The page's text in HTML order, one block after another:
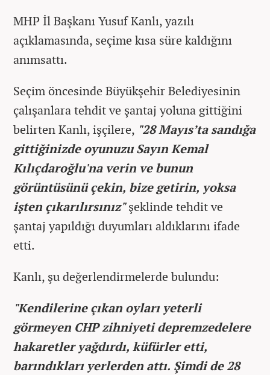
MHP İl Başkanı Yusuf Kanlı, yazılı
açıklamasında, seçime kısa süre kaldığını
anımsattı.
Seçim öncesinde Büyükşehir Belediyesinin
çalışanlara tehdit ve şantaj yoluna gittiğini
belirten Kanlı, işçilere, "28 Mayıs’ta sandığa
gittiğinizde oyunuzu Sayın Kemal
Kılıçdaroğlu'na verin ve bunun
görüntüsünü çekin, bize getirin, yoksa
işten çıkarılırsınız"şeklinde tehdit ve
şantaj yapıldığı duyumları aldıklarını ifade
etti.
Kanlı, şu değerlendirmelerde bulundu:
"Kendilerine çıkan oyları yeterli
görmeyen CHP zihniyeti depremzedelere
hakaretler yağdırdı, küfürler etti,
barındıkları yerlerden attı. Şimdi de 28